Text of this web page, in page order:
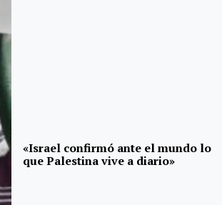
«Israel confirmó ante el mundo lo
que Palestina vive a diario»